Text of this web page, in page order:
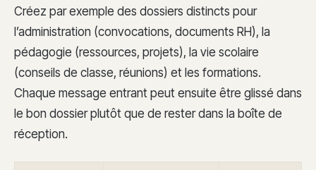
Créez par exemple des dossiers distincts pour
l’administration (convocations, documents RH), la
pédagogie (ressources, projets), la vie scolaire
(conseils de classe, réunions) et les formations.
Chaque message entrant peut ensuite être glissé dans
le bon dossier plutôt que de rester dans la boîte de
réception.